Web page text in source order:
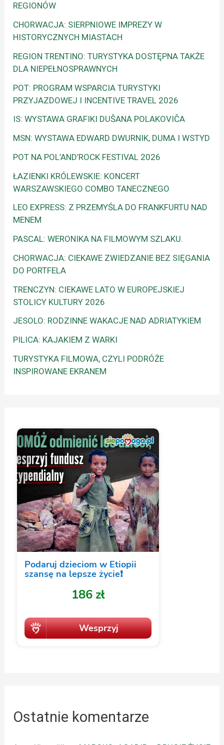
REGIONÓW
CHORWACJA: SIERPNIOWE IMPREZY W
HISTORYCZNYCH MIASTACH
REGION TRENTINO: TURYSTYKA DOSTĘPNA TAKŻE
DLA NIEPEŁNOSPRAWNYCH
POT: PROGRAM WSPARCIA TURYSTYKI
PRZYJAZDOWEJ I INCENTIVE TRAVEL 2026
IS: WYSTAWA GRAFIKI DUŠANA POLAKOVIČA
MSN: WYSTAWA EDWARD DWURNIK, DUMA I WSTYD
POT NA POL’AND’ROCK FESTIVAL 2026
ŁAZIENKI KRÓLEWSKIE: KONCERT
WARSZAWSKIEGO COMBO TANECZNEGO
LEO EXPRESS: Z PRZEMYŚLA DO FRANKFURTU NAD
MENEM
PASCAL: WERONIKA NA FILMOWYM SZLAKU.
CHORWACJA: CIEKAWE ZWIEDZANIE BEZ SIĘGANIA
DO PORTFELA
TRENCZYN: CIEKAWE LATO W EUROPEJSKIEJ
STOLICY KULTURY 2026
JESOLO: RODZINNE WAKACJE NAD ADRIATYKIEM
PILICA: KAJAKIEM Z WARKI
TURYSTYKA FILMOWA, CZYLI PODRÓŻE
INSPIROWANE EKRANEM
Ostatnie komentarze